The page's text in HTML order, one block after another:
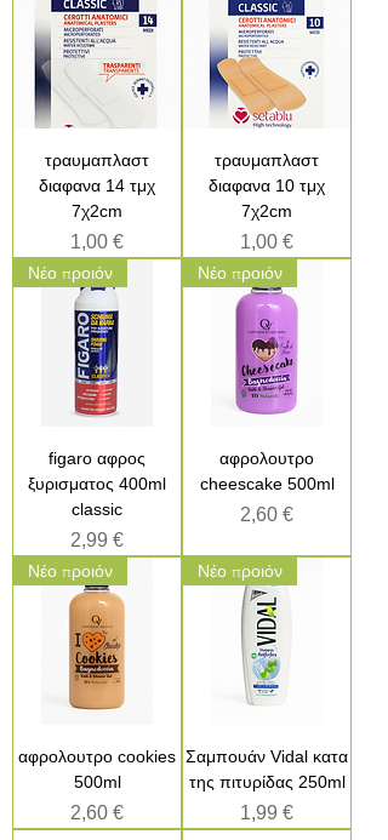
τραυμαπλαστ
διαφανα 14 τμχ
7χ2cm
Τιμή
1,00 €
τραυμαπλαστ
διαφανα 10 τμχ
7χ2cm
Τιμή
1,00 €
Νέο προιόν
figaro αφρος
ξυρισματος 400ml
classic
Τιμή
2,99 €
Νέο προιόν
αφρολουτρο
cheescake 500ml
Τιμή
2,60 €
Νέο προιόν
αφρολουτρο cookies
500ml
Τιμή
2,60 €
Νέο προιόν
Σαμπουάν Vidal κατα
της πιτυρίδας 250ml
Τιμή
1,99 €